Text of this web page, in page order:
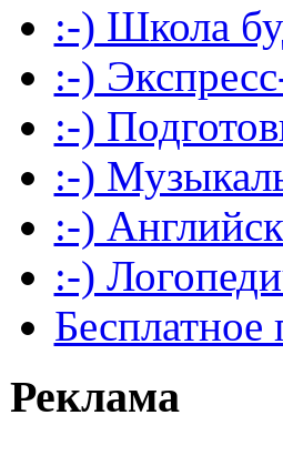
:-) Школа
:-)
:-)
:-)
:-)
:-)
Бесплатное
Реклама